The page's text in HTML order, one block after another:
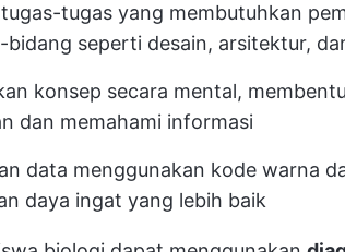
tugas yang membutuhkan
bidang seperti desain, arsitektur,
konsep secara mental,
dan memahami informasi
data menggunakan kode warna
daya ingat yang lebih baik